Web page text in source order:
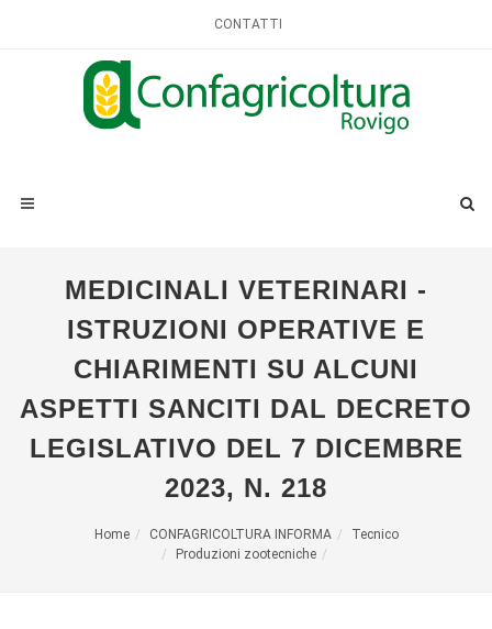
CONTATTI
MEDICINALI VETERINARI -
ISTRUZIONI OPERATIVE E
CHIARIMENTI SU ALCUNI
ASPETTI SANCITI DAL DECRETO
LEGISLATIVO DEL 7 DICEMBRE
2023, N. 218
Home CONFAGRICOLTURA INFORMA
Tecnico
Produzioni zootecniche